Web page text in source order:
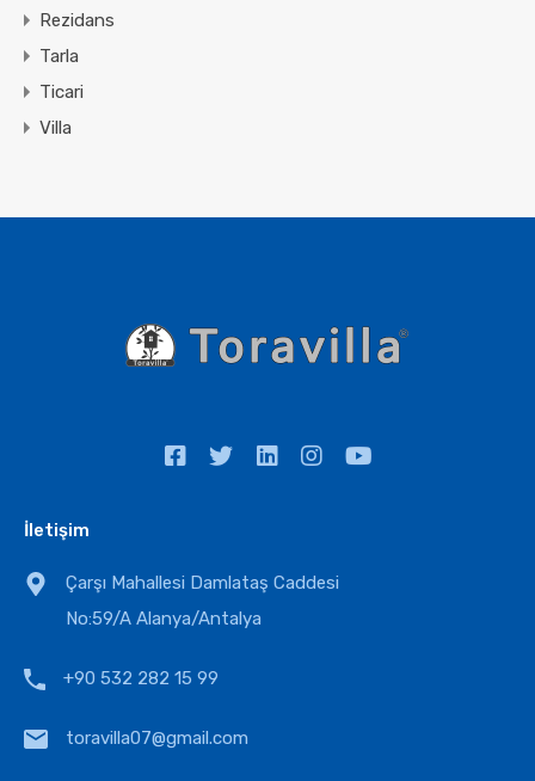
Rezidans
Tarla
Ticari
Villa
İletişim
Çarşı Mahallesi Damlataş Caddesi
No:59/A Alanya/Antalya
+90 532 282 15 99
toravilla07@gmail.com